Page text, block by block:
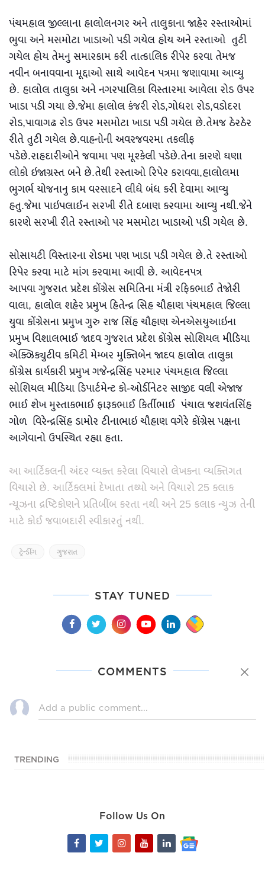
પંચમહાલ જીલ્લાના હાલોલનગર અને તાલુકાના જાહેર રસ્તાઓમાં
ભુવા અને મસમોટા ખાડાઓ પડી ગયેલ હોય અને રસ્તાઓ તુટી
ગયેલ હોય તેમનુ સમારકામ કરી તાત્કાલિક રીપેર કરવા તેમજ
નવીન બનાવવાના મૂદ્દાઓ સાથે આવેદન પત્રમા જણાવામા આવ્યુ
છે. હાલોલ તાલુકા અને નગરપાલિકા વિસ્તારમા આવેલા રોડ ઉપર
ખાડા પડી ગયા છે.જેમા હાલોલ કંજરી રોડ,ગોધરા રોડ,વડોદરા
રોડ,પાવાગઢ રોડ ઉપર મસમોટા ખાડા પડી ગયેલ છે.તેમજ ઠેરઠેર
રીતે તુટી ગયેલ છે.વાહનોની અવરજવરમા તકલીફ
પડેછે.રાહદારીઓને જવામા પણ મૂશ્કેલી પડેછે.તેના કારણે ઘણા
લોકો ઇજાગ્રસ્ત બને છે.તેથી રસ્તાઓ રિપેર કરાવવા,હાલોલમા
ભુગર્ભ યોજનાનુ કામ વરસાદને લીધે બંધ કરી દેવામા આવ્યુ
હતુ.જેમા પાઇપલાઈન સરખી રીતે દબાણ કરવામા આવ્યુ નથી.જેને
કારણે સરખી રીતે રસ્તાઓ પર મસમોટા ખાડાઓ પડી ગયેલ છે.
સોસાયટી વિસ્તારના રોડમા પણ ખાડા પડી ગયેલ છે.તે રસ્તાઓ
રિપેર કરવા માટે માંગ કરવામા આવી છે. આવેદનપત્ર
આપવા ગુજરાત પ્રદેશ કોંગ્રેસ સમિતિના મંત્રી રફિકભાઈ તેજોરી
વાલા, હાલોલ શહેર પ્રમુખ હિતેન્દ્ર સિહ ચૌહાણ પંચમહાલ જિલ્લા
યુવા કોંગ્રેસના પ્રમુખ ગુરુ રાજ સિંહ ચૌહાણ એનએસયુઆઇના
પ્રમુખ વિશાલભાઈ જાદવ ગુજરાત પ્રદેશ કોંગ્રેસ સોશિયલ મીડિયા
એક્ઝિક્યુટીવ કમિટી મેમ્બર મુક્તિબેન જાદવ હાલોલ તાલુકા
કોંગ્રેસ કાર્યકારી પ્રમુખ ગજેન્દ્રસિંહ પરમાર પંચમહાલ જિલ્લા
સોશિયલ મીડિયા ડિપાર્ટમેન્ટ કો-ઓર્ડીનેટર સાજીદ વલી એજાજ
ભાઈ શેખ મુસ્તાકભાઈ ફારૂકભાઈ કિર્તીભાઈ પંચાલ જશવંતસિંહ
ગોળ વિરેન્દ્રસિંહ ડામોર ટીનાભાઇ ચૌહાણ વગેરે કોંગ્રેસ પક્ષના
આગેવાનો ઉપસ્થિત રહ્યા હતા.
આ આર્ટિકલની અંદર વ્યક્ત કરેલા વિચારો લેખકના વ્યક્તિગત
વિચારો છે. આર્ટિકલમાં દેખાતા તથ્યો અને વિચારો 25 કલાક
ન્યૂઝના દ્રષ્ટિકોણને પ્રતિબીંબ કરતા નથી અને 25 કલાક ન્યુઝ તેની
માટે કોઈ જવાબદારી સ્વીકારતું નથી.
ટ્રેન્ડીંગ ગુજરાત
STAY TUNED
COMMENTS
TRENDING
Follow Us On